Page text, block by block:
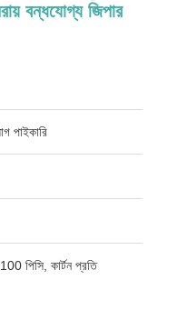
বন্ধযোগ্য জিপার
পাইকারি
পিসি, কার্টন প্রতি